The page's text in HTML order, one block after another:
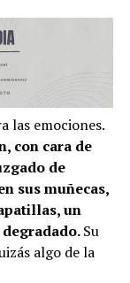
las emociones.
con cara de
de
sus muñecas,
un
Su
algo de la